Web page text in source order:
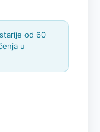
od 60
u